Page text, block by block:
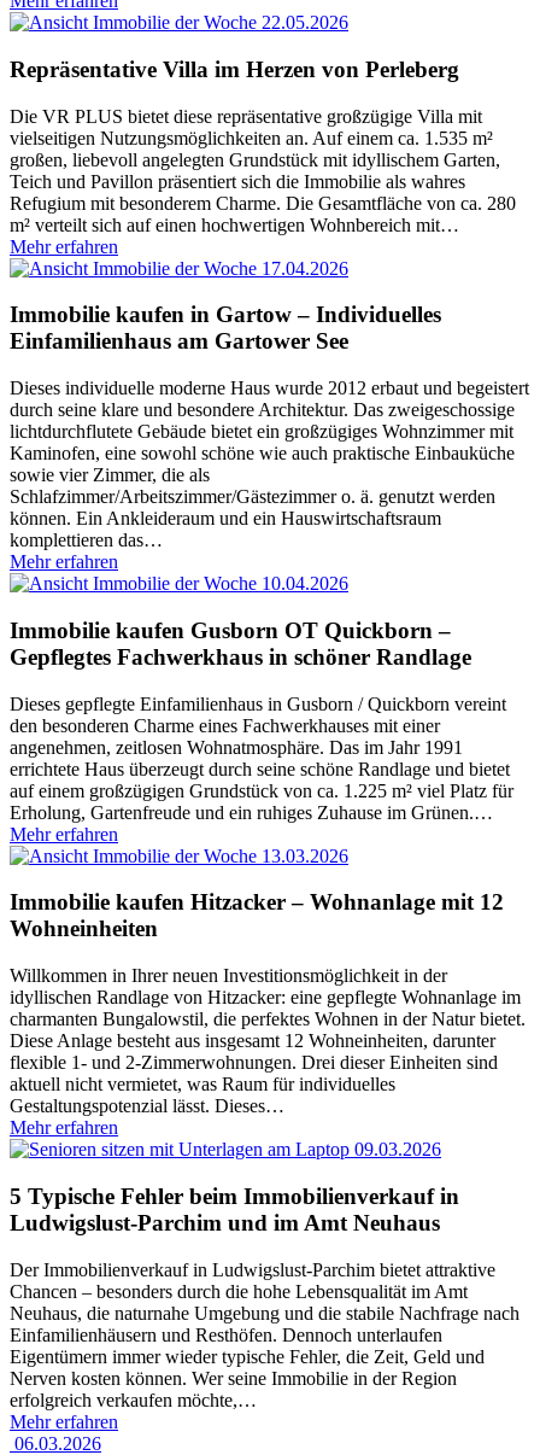
22.05.2026
Repräsentative Villa im Herzen von Perleberg
Die VR PLUS bietet diese repräsentative großzügige Villa mit
vielseitigen Nutzungsmöglichkeiten an. Auf einem ca. 1.535 m²
großen, liebevoll angelegten Grundstück mit idyllischem Garten,
Teich und Pavillon präsentiert sich die Immobilie als wahres
Refugium mit besonderem Charme. Die Gesamtfläche von ca. 280
m² verteilt sich auf einen hochwertigen Wohnbereich mit…
Mehr erfahren
17.04.2026
Immobilie kaufen in Gartow – Individuelles
Einfamilienhaus am Gartower See
Dieses individuelle moderne Haus wurde 2012 erbaut und begeistert
durch seine klare und besondere Architektur. Das zweigeschossige
lichtdurchflutete Gebäude bietet ein großzügiges Wohnzimmer mit
Kaminofen, eine sowohl schöne wie auch praktische Einbauküche
sowie vier Zimmer, die als
Schlafzimmer/Arbeitszimmer/Gästezimmer o. ä. genutzt werden
können. Ein Ankleideraum und ein Hauswirtschaftsraum
komplettieren das…
Mehr erfahren
10.04.2026
Immobilie kaufen Gusborn OT Quickborn –
Gepflegtes Fachwerkhaus in schöner Randlage
Dieses gepflegte Einfamilienhaus in Gusborn / Quickborn vereint
den besonderen Charme eines Fachwerkhauses mit einer
angenehmen, zeitlosen Wohnatmosphäre. Das im Jahr 1991
errichtete Haus überzeugt durch seine schöne Randlage und bietet
auf einem großzügigen Grundstück von ca. 1.225 m² viel Platz für
Erholung, Gartenfreude und ein ruhiges Zuhause im Grünen.…
Mehr erfahren
13.03.2026
Immobilie kaufen Hitzacker – Wohnanlage mit 12
Wohneinheiten
Willkommen in Ihrer neuen Investitionsmöglichkeit in der
idyllischen Randlage von Hitzacker: eine gepflegte Wohnanlage im
charmanten Bungalowstil, die perfektes Wohnen in der Natur bietet.
Diese Anlage besteht aus insgesamt 12 Wohneinheiten, darunter
flexible 1- und 2-Zimmerwohnungen. Drei dieser Einheiten sind
aktuell nicht vermietet, was Raum für individuelles
Gestaltungspotenzial lässt. Dieses…
Mehr erfahren
09.03.2026
5 Typische Fehler beim Immobilienverkauf in
Ludwigslust-Parchim und im Amt Neuhaus
Der Immobilienverkauf in Ludwigslust-Parchim bietet attraktive
Chancen – besonders durch die hohe Lebensqualität im Amt
Neuhaus, die naturnahe Umgebung und die stabile Nachfrage nach
Einfamilienhäusern und Resthöfen. Dennoch unterlaufen
Eigentümern immer wieder typische Fehler, die Zeit, Geld und
Nerven kosten können. Wer seine Immobilie in der Region
erfolgreich verkaufen möchte,…
Mehr erfahren
06.03.2026